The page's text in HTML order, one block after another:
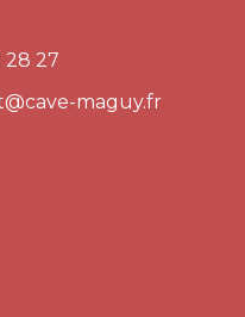
28 27
maguy.fr